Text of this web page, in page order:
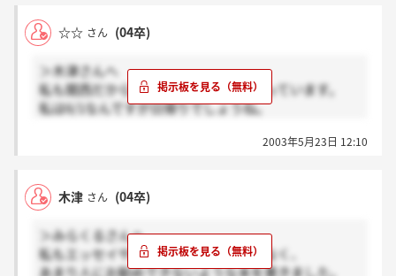
うなフィーリングの合った会社へ行きたいですね。
でも連絡、来るといいですよね。
☆☆ さん (04卒)
＞木津さんへ
私も関西だから嬉しいけどどこかで迷っています。
私は6/1なんですが日帰りでしょうね。
2003年5月23日 12:10
木津 さん (04卒)
＞みらくるさんへ
私もエッセイや小説といったものではなく、